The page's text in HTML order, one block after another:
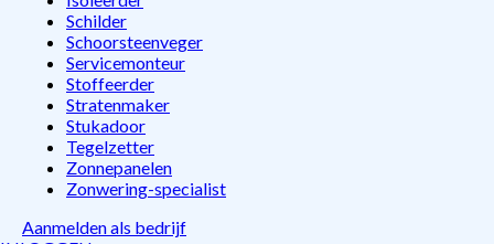
Schilder
Schoorsteenveger
Servicemonteur
Stoffeerder
Stratenmaker
Stukadoor
Tegelzetter
Zonnepanelen
Zonwering-specialist
Aanmelden als bedrijf